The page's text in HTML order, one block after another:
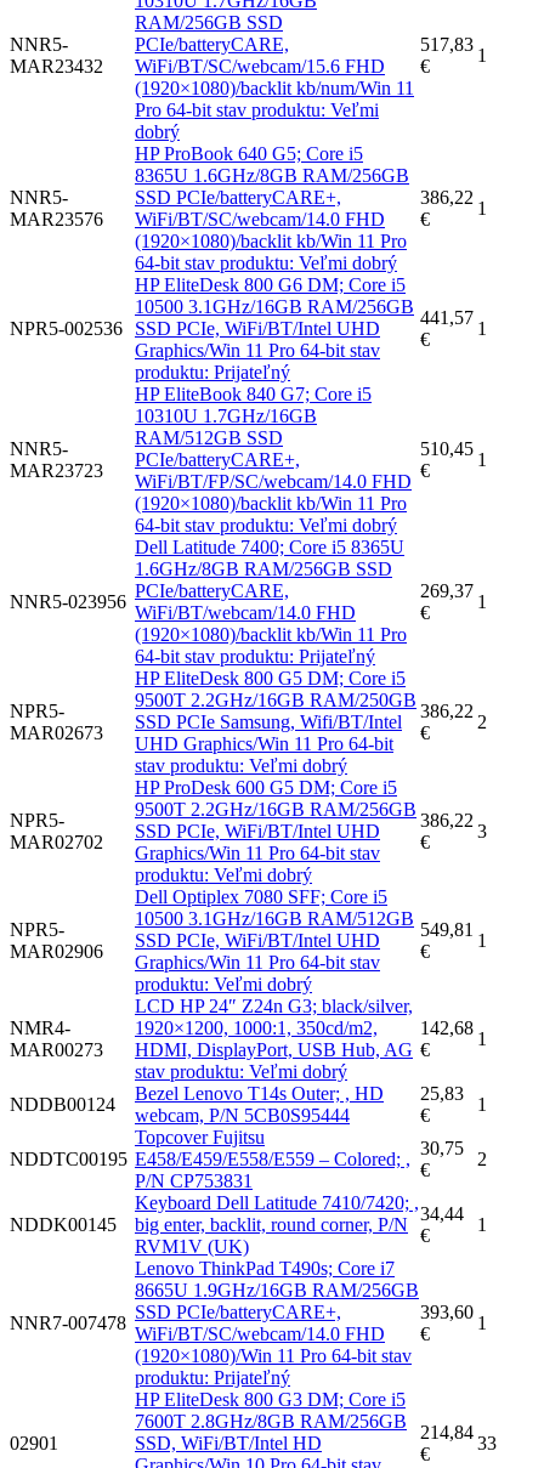
NNR5-
MAR23432
RAM/256GB SSD
PCIe/batteryCARE,
WiFi/BT/SC/webcam/15.6 FHD
(1920×1080)/backlit kb/num/Win 11
Pro 64-bit stav produktu: Veľmi
dobrý
517,83
€
1
NNR5-
MAR23576
HP ProBook 640 G5; Core i5
8365U 1.6GHz/8GB RAM/256GB
SSD PCIe/batteryCARE+,
WiFi/BT/SC/webcam/14.0 FHD
(1920×1080)/backlit kb/Win 11 Pro
64-bit stav produktu: Veľmi dobrý
386,22
€
1
NPR5-002536
HP EliteDesk 800 G6 DM; Core i5
10500 3.1GHz/16GB RAM/256GB
SSD PCIe, WiFi/BT/Intel UHD
Graphics/Win 11 Pro 64-bit stav
produktu: Prijateľný
441,57
€
1
NNR5-
MAR23723
HP EliteBook 840 G7; Core i5
10310U 1.7GHz/16GB
RAM/512GB SSD
PCIe/batteryCARE+,
WiFi/BT/FP/SC/webcam/14.0 FHD
(1920×1080)/backlit kb/Win 11 Pro
64-bit stav produktu: Veľmi dobrý
510,45
€
1
NNR5-023956
Dell Latitude 7400; Core i5 8365U
1.6GHz/8GB RAM/256GB SSD
PCIe/batteryCARE,
WiFi/BT/webcam/14.0 FHD
(1920×1080)/backlit kb/Win 11 Pro
64-bit stav produktu: Prijateľný
269,37
€
1
NPR5-
MAR02673
HP EliteDesk 800 G5 DM; Core i5
9500T 2.2GHz/16GB RAM/250GB
SSD PCIe Samsung, Wifi/BT/Intel
UHD Graphics/Win 11 Pro 64-bit
stav produktu: Veľmi dobrý
386,22
€
2
NPR5-
MAR02702
HP ProDesk 600 G5 DM; Core i5
9500T 2.2GHz/16GB RAM/256GB
SSD PCIe, WiFi/BT/Intel UHD
Graphics/Win 11 Pro 64-bit stav
produktu: Veľmi dobrý
386,22
€
3
NPR5-
MAR02906
Dell Optiplex 7080 SFF; Core i5
10500 3.1GHz/16GB RAM/512GB
SSD PCIe, WiFi/BT/Intel UHD
Graphics/Win 11 Pro 64-bit stav
produktu: Veľmi dobrý
549,81
€
1
NMR4-
MAR00273
LCD HP 24″ Z24n G3; black/silver,
1920×1200, 1000:1, 350cd/m2,
HDMI, DisplayPort, USB Hub, AG
stav produktu: Veľmi dobrý
142,68
€
1
NDDB00124
Bezel Lenovo T14s Outer; , HD
webcam, P/N 5CB0S95444
25,83
€
1
NDDTC00195
Topcover Fujitsu
E458/E459/E558/E559 – Colored; ,
P/N CP753831
30,75
€
2
NDDK00145
Keyboard Dell Latitude 7410/7420; ,
big enter, backlit, round corner, P/N
RVM1V (UK)
34,44
€
1
NNR7-007478
Lenovo ThinkPad T490s; Core i7
8665U 1.9GHz/16GB RAM/256GB
SSD PCIe/batteryCARE+,
WiFi/BT/SC/webcam/14.0 FHD
(1920×1080)/Win 11 Pro 64-bit stav
produktu: Prijateľný
393,60
€
1
02901
HP EliteDesk 800 G3 DM; Core i5
7600T 2.8GHz/8GB RAM/256GB
SSD, WiFi/BT/Intel HD
214,84
€
33